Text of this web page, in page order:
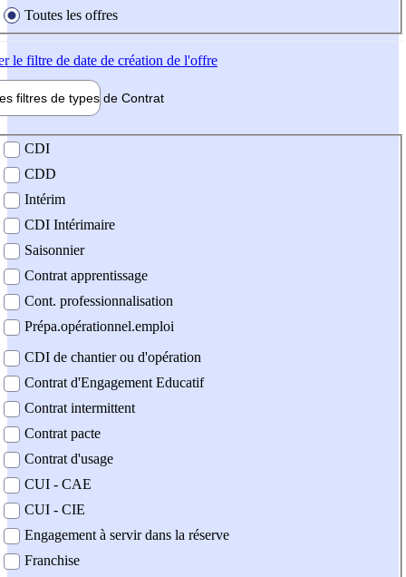
Toutes les offres
le filtre de date de création de l'offre
filtres de types de Contrat
contrat
CDI
CDD
Intérim
CDI Intérimaire
Saisonnier
Contrat apprentissage
Cont. professionnalisation
Prépa.opérationnel.emploi
CDI de chantier ou d'opération
Contrat d'Engagement Educatif
Contrat intermittent
Contrat pacte
Contrat d'usage
CUI - CAE
CUI - CIE
Engagement à servir dans la réserve
Franchise